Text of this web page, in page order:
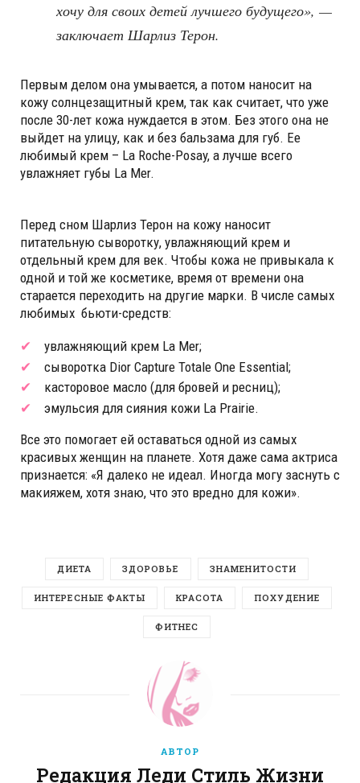
хочу для своих детей лучшего будущего», —
заключает Шарлиз Терон.
Первым делом она умывается, а потом наносит на
кожу солнцезащитный крем, так как считает, что уже
после 30-лет кожа нуждается в этом. Без этого она не
выйдет на улицу, как и без бальзама для губ. Ее
любимый крем – La Roche-Posay, а лучше всего
увлажняет губы La Mer.
Перед сном Шарлиз Терон на кожу наносит
питательную сыворотку, увлажняющий крем и
отдельный крем для век. Чтобы кожа не привыкала к
одной и той же косметике, время от времени она
старается переходить на другие марки. В числе самых
любимых бьюти-средств:
увлажняющий крем La Mer;
сыворотка Dior Capture Totale One Essential;
касторовое масло (для бровей и ресниц);
эмульсия для сияния кожи La Prairie.
Все это помогает ей оставаться одной из самых
красивых женщин на планете. Хотя даже сама актриса
признается: «Я далеко не идеал. Иногда могу заснуть с
макияжем, хотя знаю, что это вредно для кожи».
ДИЕТА ЗДОРОВЬЕ ЗНАМЕНИТОСТИ
ИНТЕРЕСНЫЕ ФАКТЫ КРАСОТА ПОХУДЕНИЕ
ФИТНЕС
АВТОР
Редакция Леди Стиль Жизни